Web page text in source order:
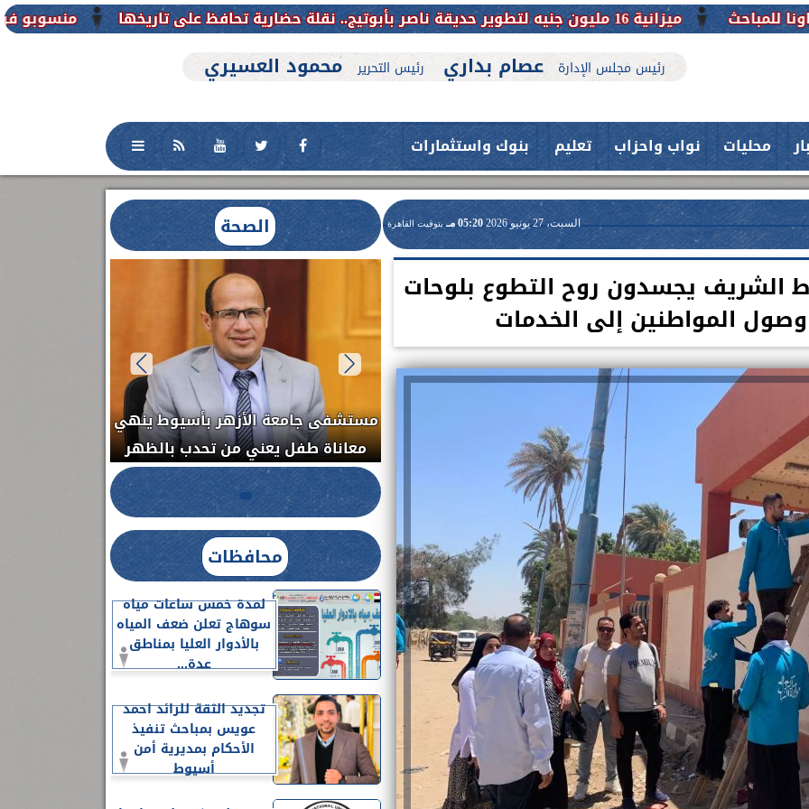
منسوبو فرع جامعة الأزهر للوجه
رئيس مجلس الإدارة عصام بداري رئيس التحرير محمود العسيري
محليات نواب واحزاب تعليم بنوك واستثمارات
السبت، 27 يونيو 2026 05:20 مـ بتوقيت القاهرة
الشريف يجسدون روح التطوع بلوحات
المواطنين إلى الخدمات
الصحة
العلاج الحر بمنفلوط بالتعاون مع هيئة
الدواء المصرية يشن حملة رقابية مكبرة
لضبط المنشآت الطبية المخالفة.....
حدث بمستشفيات جامعة اسيوط....
فريق طبي بقسم الأنف والأذن
والحنجرة ينجح في استئصال ورم خبيث
اعلن الدكتور طارق على ، القائم بأعمال
رئيس جامعة بني سويف نجاحاً طبياً
جديد بمستشفيات الجامعة
محافظات
لمدة خمس ساعات مياه
سوهاج تعلن ضعف المياه
بالأدوار العليا بمناطق
عدة...
تجديد الثقة للرائد احمد
عويس بمباحث تنفيذ
الأحكام بمديرية أمن
أسيوط